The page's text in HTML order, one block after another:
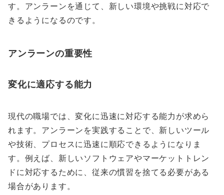
す。アンラーンを通じて、新しい環境や挑戦に対応で
きるようになるのです。
アンラーンの重要性
変化に適応する能力
現代の職場では、変化に迅速に対応する能力が求めら
れます。アンラーンを実践することで、新しいツール
や技術、プロセスに迅速に順応できるようになりま
す。例えば、新しいソフトウェアやマーケットトレン
ドに対応するために、従来の慣習を捨てる必要がある
場合があります。